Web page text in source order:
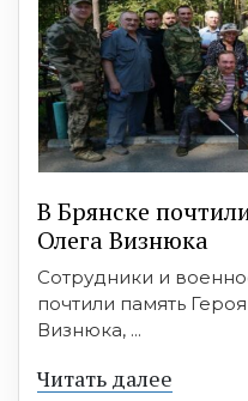
В Брянске
Олега Визнюка
Сотрудники и
почтили память
Визнюка, ...
Читать далее